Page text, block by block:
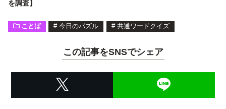
を調査】
ことば # 今日のパズル # 共通ワードクイズ
この記事をSNSでシェア